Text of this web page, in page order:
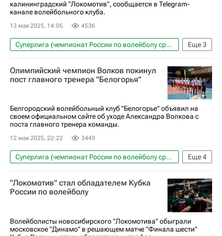
калининградский "Локомотив", сообщается в Telegram-
канале волейбольного клуба.
13 мая 2025, 14:05 4536
Еще3
Суперлига (чемпионат России по волейболу среди мужчин)
Волейбол
Спорт
Локомотив (Калининград)
Олимпийский чемпион Волков покинул
пост главного тренера "Белогорья"
Белгородский волейбольный клуб "Белогорье" объявил на
своем официальном сайте об уходе Александра Волкова с
поста главного тренера команды.
12 мая 2025, 22:22 3449
Еще4
Суперлига (чемпионат России по волейболу среди мужчин)
Волейбол
Спорт
Белогорье (Белгород)
Александр Волков
"Локомотив" стал обладателем Кубка
России по волейболу
Волейболисты новосибирского "Локомотива" обыграли
московское "Динамо" в решающем матче "Финала шести"